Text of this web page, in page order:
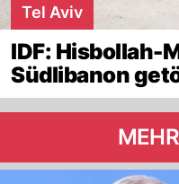
Tel Aviv
IDF: Hisbollah-
Südlibanon